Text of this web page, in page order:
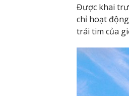
Được khai
chỉ hoạt
trái tim của